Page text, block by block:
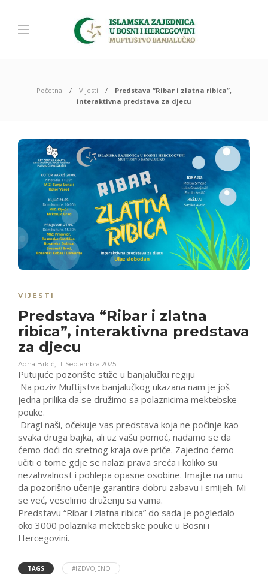
Početna Vijesti
Predstava “Ribar i zlatna ribica”,
interaktivna predstava za djecu
VIJESTI
Predstava “Ribar i zlatna
ribica”, interaktivna predstava
za djecu
Adna Brkić, 11. Septembra 2025.
Putujuće pozorište stiže u banjalučku regiju
Na poziv Muftijstva banjalučkog ukazana nam je još
jedna prilika da se družimo sa polaznicima mektebske
pouke.
Dragi naši, očekuje vas predstava koja ne počinje kao
svaka druga bajka, ali uz vašu pomoć, nadamo se da
ćemo doći do sretnog kraja ove priče. Zajedno ćemo
učiti o tome gdje se nalazi prava sreća i koliko su
nezahvalnost i pohlepa opasne osobine. Imajte na umu
da pozorišno učenje garantira dobru zabavu i smijeh. Mi
se već, veselimo druženju sa vama.
Predstavu “Ribar i zlatna ribica” do sada je pogledalo
oko 3000 polaznika mektebske pouke u Bosni i
Hercegovini.
TAGS #IZDVOJENO